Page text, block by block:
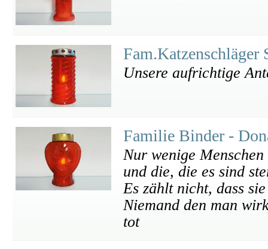
Fam.Katzenschläger
Unsere aufrichtige
Familie Binder -
Nur wenige
und die, die es sind
Es zählt nicht, dass
Niemand den man
tot